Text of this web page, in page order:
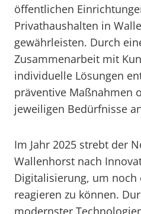
öffentlichen
Privathaushalten in
gewährleisten. Durch
Zusammenarbeit mit
individuelle Lösungen
präventive Maßnahmen
jeweiligen Bedürfnisse
Im Jahr 2025 strebt der
Wallenhorst nach
Digitalisierung, um
reagieren zu können.
modernster